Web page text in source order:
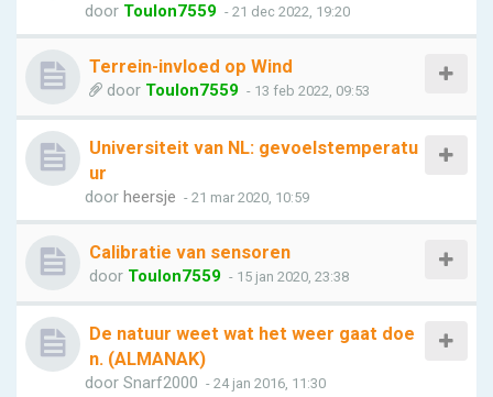
door Toulon7559 - 21 dec 2022, 19:20
Terrein-invloed op Wind
door Toulon7559 - 13 feb 2022, 09:53
Universiteit van NL: gevoelstemperatu
ur
door heersje - 21 mar 2020, 10:59
Calibratie van sensoren
door Toulon7559 - 15 jan 2020, 23:38
De natuur weet wat het weer gaat doe
n. (ALMANAK)
door Snarf2000 - 24 jan 2016, 11:30